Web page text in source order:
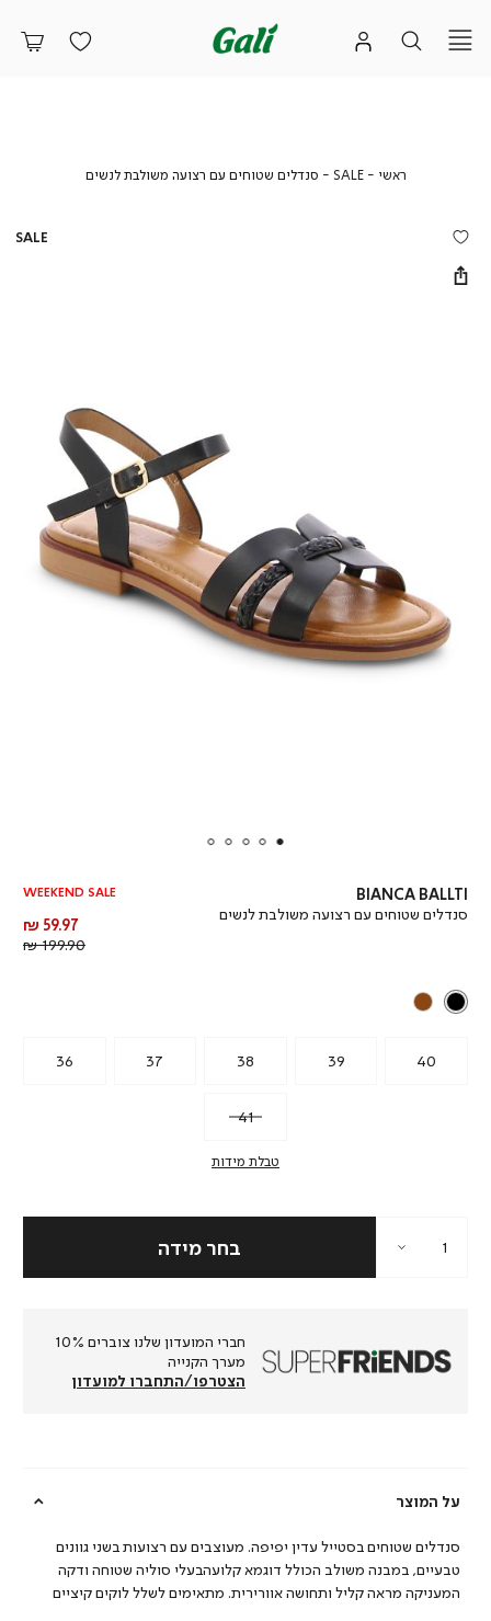
ראשי ראשי
SALE
SALE
סנדלים שטוחים עם רצועה משולבת לנשיםסנדלים
משולבת
BIANCA BALLTI
סנדלים שטוחים עם רצועה משולבת לנשים
WEEKEND SALE
מחיר
מוצר
59.97 ₪
199.90 ₪
36 37 38 39 40
41
טבלת מידות
חברי המועדון שלנו צוברים 10%
מערך הקנייה
הצטרפו/התחברו למועדון
על המוצר
סנדלים שטוחים בסטייל עדין יפיפה. מעוצבים עם רצועות בשני גוונים
טבעיים, במבנה משולב הכולל דוגמא קלועהבעלי סוליה שטוחה ודקה
המעניקה מראה קליל ותחושה אוורירית. מתאימים לשלל לוקים קיציים
SALE